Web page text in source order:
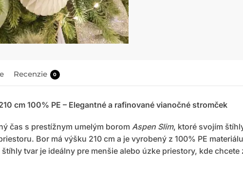
Recenzie 0
cm 100% PE – Elegantné a rafinované vianočné stromček
čas s prestížnym umelým borom Aspen Slim, ktoré svojím
Bor má výšku 210 cm a je vyrobený z 100% PE
tvar je ideálny pre menšie alebo úzke priestory, kde